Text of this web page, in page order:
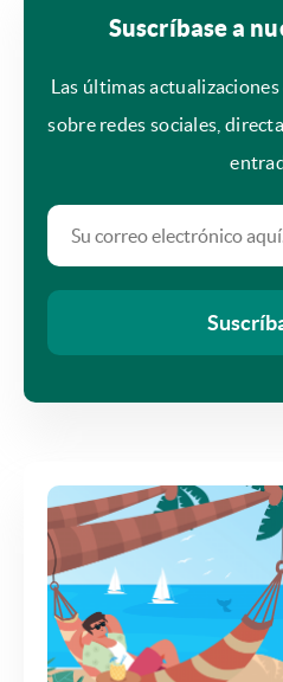
Suscríbase a
Las últimas
sobre redes sociales,